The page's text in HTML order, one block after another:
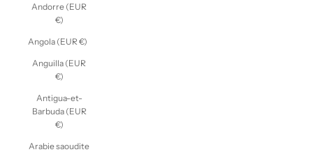
Andorre (EUR
€)
Angola (EUR €)
Anguilla (EUR
€)
Antigua-et-
Barbuda (EUR
€)
Arabie saoudite